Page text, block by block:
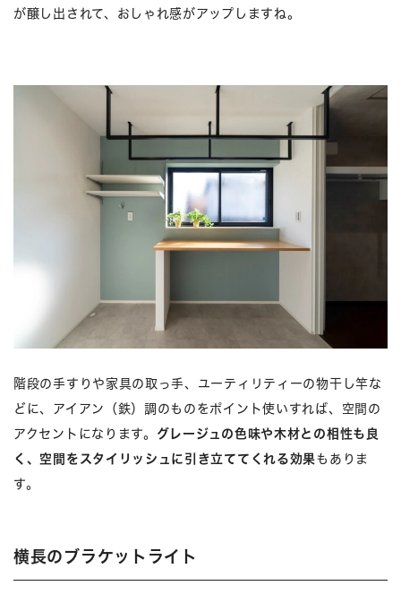
が醸し出されて、おしゃれ感がアップしますね。
階段の手すりや家具の取っ手、ユーティリティーの物干し竿な
どに、アイアン（鉄）調のものをポイント使いすれば、空間の
アクセントになります。 グレージュの色味や木材との相性も良
く、空間をスタイリッシュに引き立ててくれる効果もありま
す。
横長のブラケットライト